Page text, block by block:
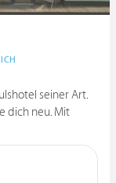
seiner Art.
dich neu. Mit